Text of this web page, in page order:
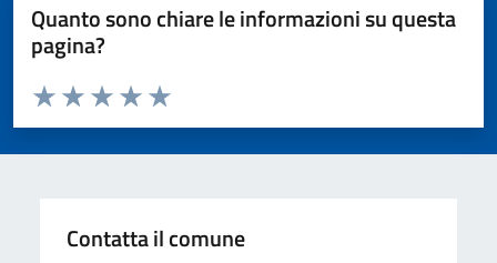
Quanto sono chiare le informazioni su questa
pagina?
Valuta da 1 a 5 stelle la pagina
Valuta 5 stelle su 5
Valuta 4 stelle su 5
Valuta 3 stelle su 5
Valuta 2 stelle su 5
Valuta 1 stelle su 5
Contatta il comune